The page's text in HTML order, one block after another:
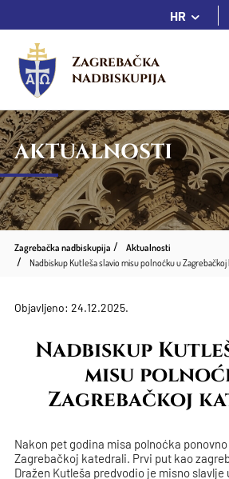
HR
Zagrebačka
nadbiskupija
AKTUALNOSTI
Zagrebačka nadbiskupija
Aktualnosti
Nadbiskup Kutleša slavio misu polnoćku u
Objavljeno: 24.12.2025.
Nadbiskup
misu
Zagrebačkoj
Nakon pet godina misa polnoćka
Zagrebačkoj katedrali. Prvi put kao
Dražen Kutleša predvodio je misno slavlje